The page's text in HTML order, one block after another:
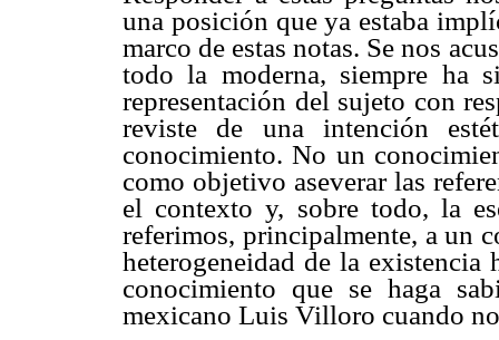
una posición que ya estaba
marco de estas notas. Se nos
todo la moderna, siempre ha
representación del sujeto con
reviste de una intención
conocimiento. No un
como objetivo aseverar las
el contexto y, sobre todo, la
referimos, principalmente, a un
heterogeneidad de la
conocimiento que se haga
mexicano Luis Villoro cuando